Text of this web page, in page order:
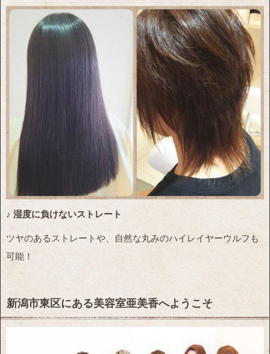
♪ 湿度に負けないストレート
ツヤのあるストレートや、自然な丸みのハイレイヤーウルフも
可能！
新潟市東区にある美容室亜美香へようこそ